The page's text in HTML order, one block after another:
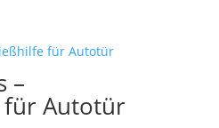
–
Autotür